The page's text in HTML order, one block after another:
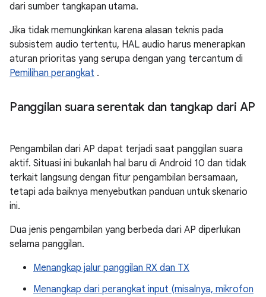
dari sumber tangkapan utama.
Jika tidak memungkinkan karena alasan teknis pada
subsistem audio tertentu, HAL audio harus menerapkan
aturan prioritas yang serupa dengan yang tercantum di
Pemilihan perangkat .
Panggilan suara serentak dan tangkap dari AP
Pengambilan dari AP dapat terjadi saat panggilan suara
aktif. Situasi ini bukanlah hal baru di Android 10 dan tidak
terkait langsung dengan fitur pengambilan bersamaan,
tetapi ada baiknya menyebutkan panduan untuk skenario
ini.
Dua jenis pengambilan yang berbeda dari AP diperlukan
selama panggilan.
Menangkap jalur panggilan RX dan TX
Menangkap dari perangkat input (misalnya, mikrofon